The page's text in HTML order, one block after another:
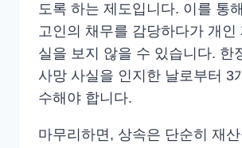
도록 하는 제도입니다. 이를 통
고인의 채무를 감당하다가 개인
실을 보지 않을 수 있습니다. 한
사망 사실을 인지한 날로부터 3
수해야 합니다.
마무리하면, 상속은 단순히 재